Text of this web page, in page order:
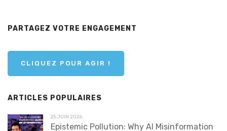
PARTAGEZ VOTRE ENGAGEMENT
CLIQUEZ POUR AGIR !
ARTICLES POPULAIRES
25 JUIN 2026
Epistemic Pollution: Why AI Misinformation